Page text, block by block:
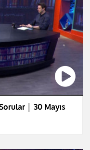
│ 30 Mayıs